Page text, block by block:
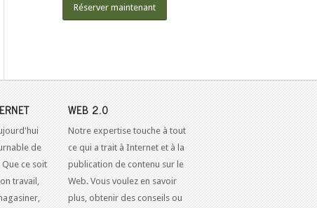
Réserver maintenant
de
ce soit
travail,
WEB 2.0
Notre expertise touche à tout
ce qui a trait à Internet et à la
publication de contenu sur le
Web. Vous voulez en savoir
plus, obtenir des conseils ou